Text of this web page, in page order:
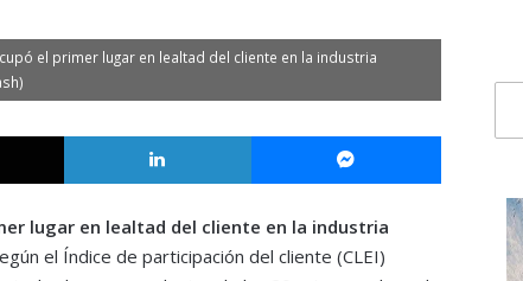
el primer lugar en lealtad del cliente en la industria
X LinkedIn Messenger
lugar en lealtad del cliente en la industria
el Índice de participación del cliente (CLEI)